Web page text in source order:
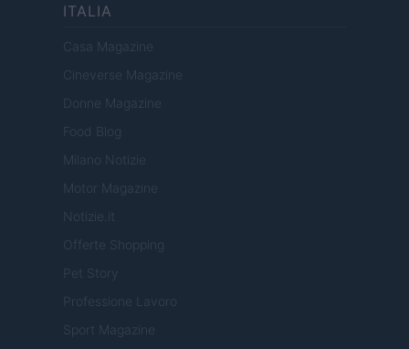
ITALIA
Casa Magazine
Cineverse Magazine
Donne Magazine
Food Blog
Milano Notizie
Motor Magazine
Notizie.it
Offerte Shopping
Pet Story
Professione Lavoro
Sport Magazine